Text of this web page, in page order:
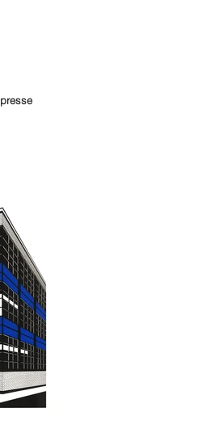
presse